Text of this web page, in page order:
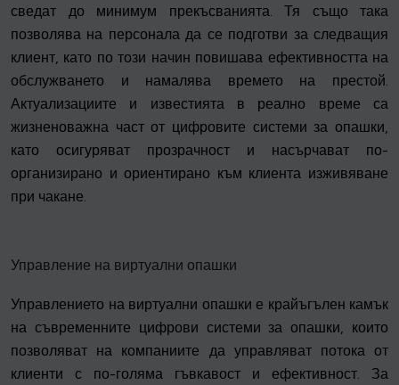
сведат до минимум прекъсванията. Тя също така
позволява на персонала да се подготви за следващия
клиент, като по този начин повишава ефективността на
обслужването и намалява времето на престой.
Актуализациите и известията в реално време са
жизненоважна част от цифровите системи за опашки,
като осигуряват прозрачност и насърчават по-
организирано и ориентирано към клиента изживяване
при чакане.
Управление на виртуални опашки
Управлението на виртуални опашки е крайъгълен камък
на съвременните цифрови системи за опашки, които
позволяват на компаниите да управляват потока от
клиенти с по-голяма гъвкавост и ефективност. За